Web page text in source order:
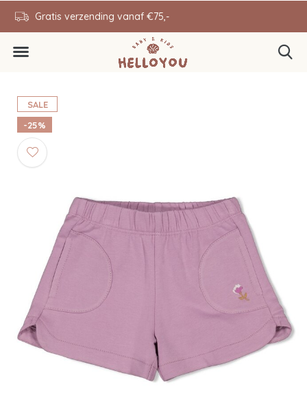
Gratis verzending vanaf €75,-
SALE
-25%